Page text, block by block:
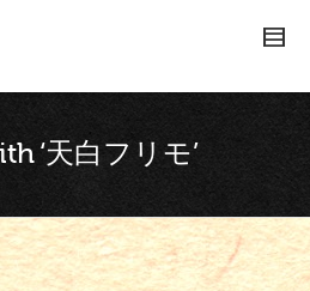
‘天白フリモ’